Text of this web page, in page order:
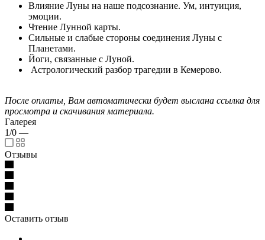
Влияние Луны на наше подсознание. Ум, интуиция,
эмоции.
Чтение Лунной карты.
Сильные и слабые стороны соединения Луны с
Планетами.
Йоги, связанные с Луной.
Астрологический разбор трагедии в Кемерово.
После оплаты, Вам автоматически будет выслана ссылка для
просмотра и скачивания материала.
Галерея
1/0 —
Отзывы
Оставить отзыв